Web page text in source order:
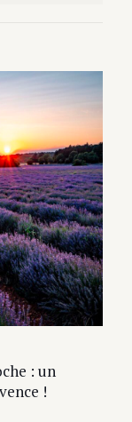
: un
!